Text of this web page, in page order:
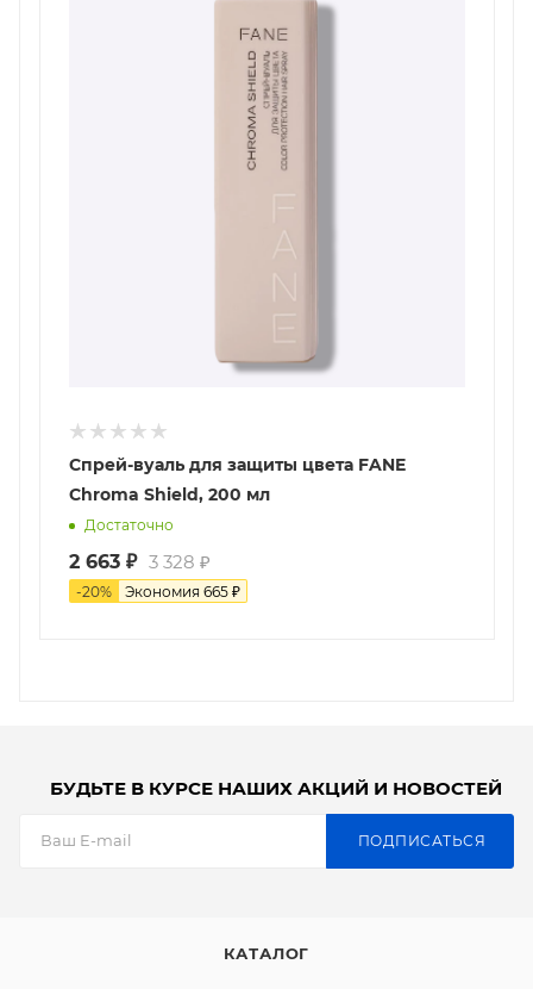
Спрей-вуаль для защиты цвета FANE
Chroma Shield, 200 мл
Достаточно
2 663 ₽ 3 328 ₽
-20% Экономия 665 ₽
БУДЬТЕ В КУРСЕ НАШИХ АКЦИЙ И НОВОСТЕЙ
ПОДПИСАТЬСЯ
КАТАЛОГ